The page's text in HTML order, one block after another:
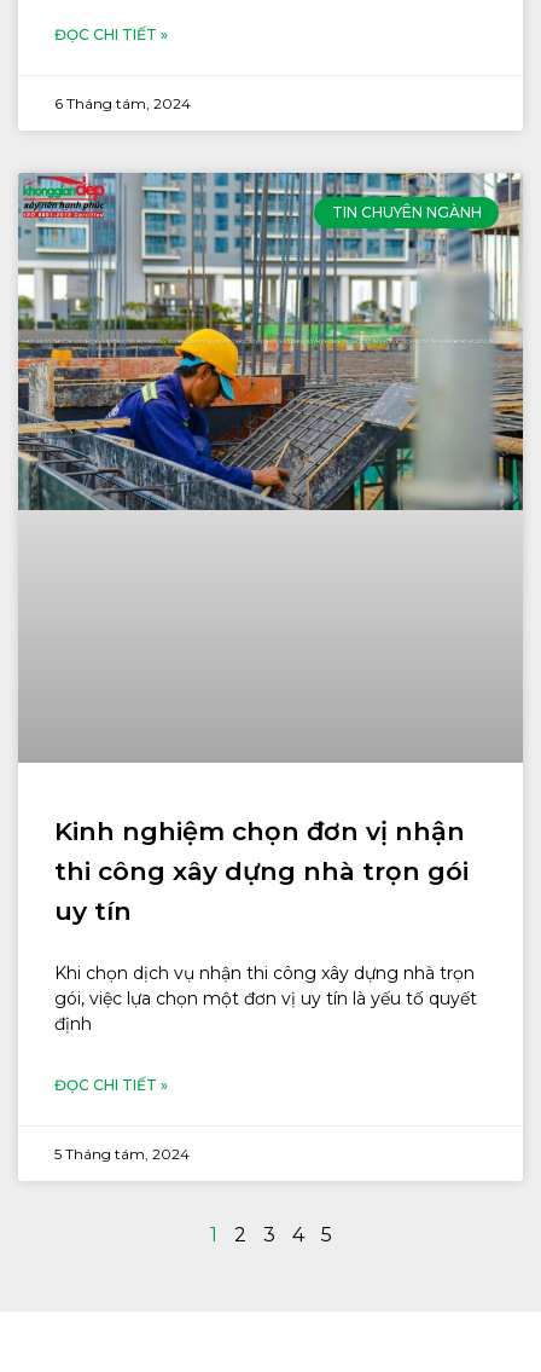
ĐỌC CHI TIẾT »
6 Tháng tám, 2024
TIN CHUYÊN NGÀNH
Kinh nghiệm chọn đơn vị nhận
thi công xây dựng nhà trọn gói
uy tín
Khi chọn dịch vụ nhận thi công xây dựng nhà trọn
gói, việc lựa chọn một đơn vị uy tín là yếu tố quyết
định
ĐỌC CHI TIẾT »
5 Tháng tám, 2024
1 2 3 4 5